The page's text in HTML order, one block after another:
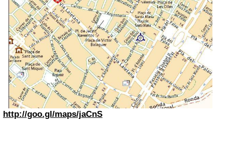
http://goo.gl/maps/jaCnS